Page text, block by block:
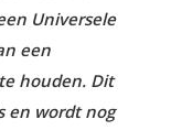
Universele
een
houden. Dit
en wordt nog